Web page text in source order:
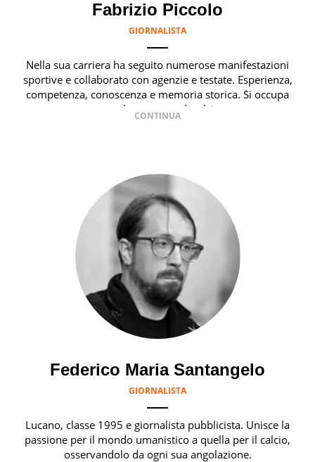
Fabrizio Piccolo
GIORNALISTA
Nella sua carriera ha seguito numerose manifestazioni
sportive e collaborato con agenzie e testate. Esperienza,
competenza, conoscenza e memoria storica. Si occupa
prevalentemente di calcio
Federico Maria Santangelo
GIORNALISTA
Lucano, classe 1995 e giornalista pubblicista. Unisce la
passione per il mondo umanistico a quella per il calcio,
osservandolo da ogni sua angolazione.